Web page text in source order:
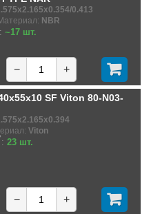
0.413
NBR
: ~17 шт.
− +
SF Viton 80-N03-
Viton
: 23 шт.
− +